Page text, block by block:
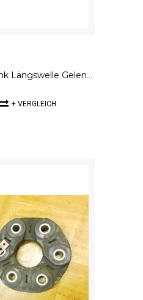
Hardyscheibe Gelenk Längswelle Gelenkscheibe BMW SGF 1229360 GAB-87
+ VERGLEICH